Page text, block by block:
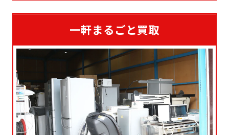
一軒まるごと買取